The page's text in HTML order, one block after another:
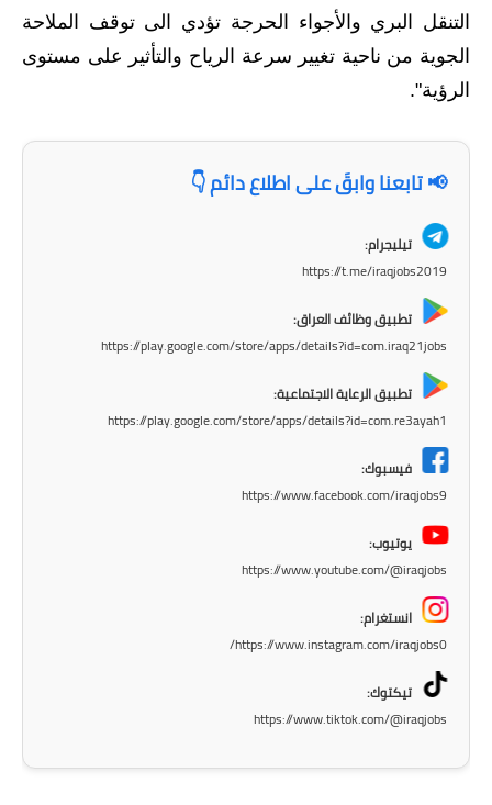
المرحلة الابتدائية
المرحلة المتوسطة
كتب مدرسية
المرحلة الابتدائية
التنقل البري والأجواء الحرجة تؤدي الى توقف الملاحة
الجوية من ناحية تغيير سرعة الرياح والتأثير على مستوى
الرؤية".
📢 تابعنا وابقَ على اطلاع دائم 👇
تيليجرام:
https://t.me/iraqjobs2019
تطبيق وظائف العراق:
https://play.google.com/store/apps/details?id=com.iraq21jobs
تطبيق الرعاية الاجتماعية:
https://play.google.com/store/apps/details?id=com.re3ayah1
فيسبوك:
https://www.facebook.com/iraqjobs9
يوتيوب:
https://www.youtube.com/@iraqjobs
انستغرام:
https://www.instagram.com/iraqjobs0/
تيكتوك:
https://www.tiktok.com/@iraqjobs